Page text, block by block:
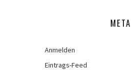
META
Anmelden
Eintrags-Feed